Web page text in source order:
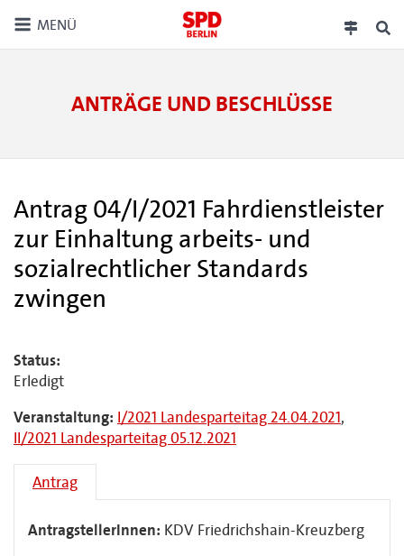
MENÜ
ANTRÄGE UND BESCHLÜSSE
Antrag 04/I/2021 Fahrdienstleister
zur Einhaltung arbeits- und
sozialrechtlicher Standards
zwingen
Status:
Erledigt
Veranstaltung: I/2021 Landesparteitag 24.04.2021,
II/2021 Landesparteitag 05.12.2021
Antrag
AntragstellerInnen: KDV Friedrichshain-Kreuzberg